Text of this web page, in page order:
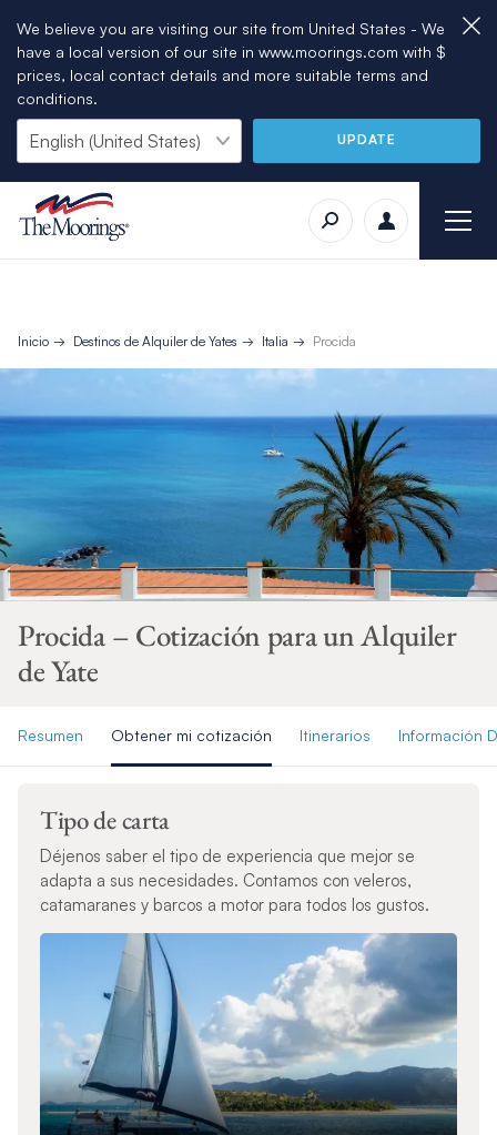
We believe you are visiting our site from United States - We
have a local version of our site in www.moorings.com with $
prices, local contact details and more suitable terms and
conditions.
UPDATE
Inicio Destinos de Alquiler de Yates Italia Procida
Procida – Cotización para un Alquiler
de Yate
Resumen Obtener mi cotización Itinerarios Información
Tipo de carta
Déjenos saber el tipo de experiencia que mejor se
adapta a sus necesidades. Contamos con veleros,
catamaranes y barcos a motor para todos los gustos.